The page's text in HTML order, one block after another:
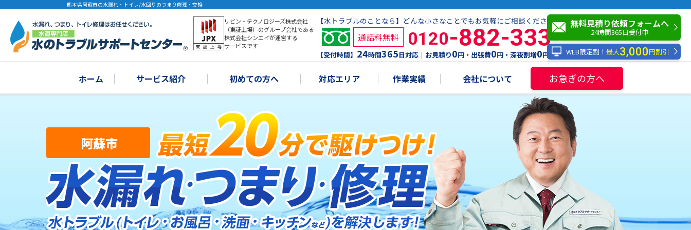
熊本県阿蘇市の水漏れ・トイレ/水回りのつまり修理・交換
リビン・テクノロジーズ株式会社
（東証上場）のグループ会社である
株式会社シンエイが運営する
サービスです
【水トラブルのことなら】どんな小さなことでもお気軽にご相談ください！
通話料無料 0120-882-333
【受付時間】 24時間365日対応｜お見積り0円・出張費0円・深夜割増0円
無料見積り依頼フォームへ
24時間365日受付中
WEB限定割！ 最大3,000円割引
ホーム サービス紹介 初めての方へ 対応エリア 作業実績 会社について お急ぎの方へ
阿蘇市